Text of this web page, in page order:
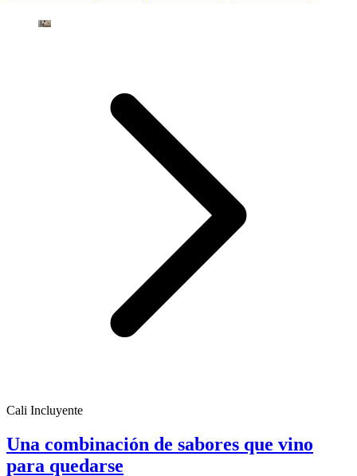
Cali Incluyente
Una combinación de sabores que vino
para quedarse